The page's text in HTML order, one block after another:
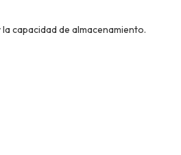
capacidad de almacenamiento.